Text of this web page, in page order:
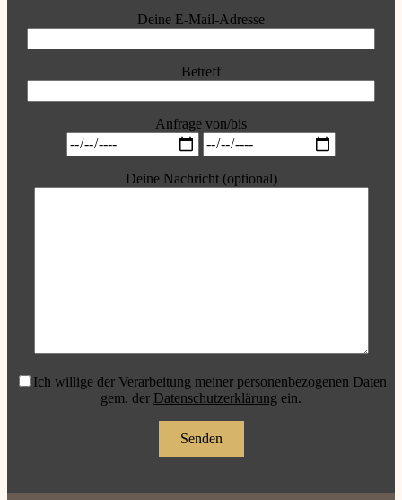
Deine E-Mail-Adresse
Betreff
Anfrage von/bis
Deine Nachricht (optional)
Ich willige der Verarbeitung meiner personenbezogenen Daten
gem. der Datenschutzerklärung ein.